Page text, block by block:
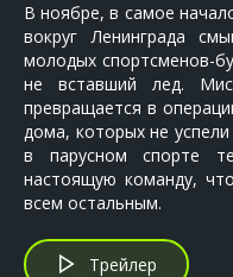
В ноябре, в самое
вокруг Ленинграда
молодых спортсменов-
не вставший лед.
превращается в
дома, которых не
в парусном спорте
настоящую команду,
всем остальным.
Трейлер